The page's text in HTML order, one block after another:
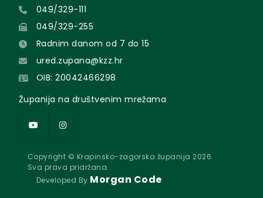
049/329-111
049/329-255
Radnim danom od 7 do 15
ured.zupana@kzz.hr
OIB: 20042466298
Županija na društvenim mrežama
Copyright © Krapinsko-zagorska županija 2026.
Sva prava pridržana.
Developed By Morgan Code